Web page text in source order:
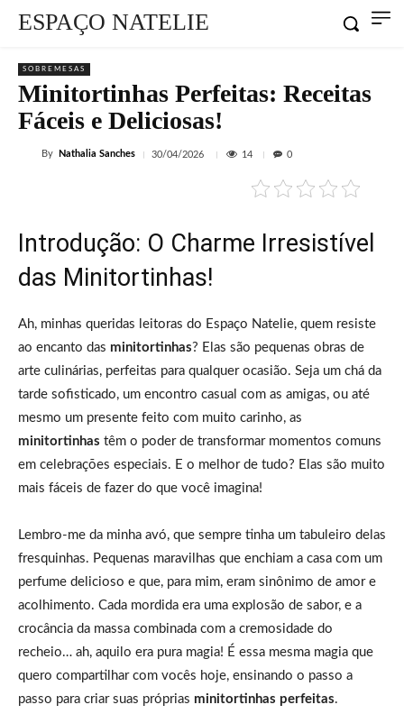
ESPAÇO NATELIE
SOBREMESAS
Minitortinhas Perfeitas: Receitas
Fáceis e Deliciosas!
By Nathalia Sanches 30/04/2026 14 0
Introdução: O Charme Irresistível
das Minitortinhas!
Ah, minhas queridas leitoras do Espaço Natelie, quem resiste
ao encanto das minitortinhas? Elas são pequenas obras de
arte culinárias, perfeitas para qualquer ocasião. Seja um chá da
tarde sofisticado, um encontro casual com as amigas, ou até
mesmo um presente feito com muito carinho, as
minitortinhas têm o poder de transformar momentos comuns
em celebrações especiais. E o melhor de tudo? Elas são muito
mais fáceis de fazer do que você imagina!
Lembro-me da minha avó, que sempre tinha um tabuleiro delas
fresquinhas. Pequenas maravilhas que enchiam a casa com um
perfume delicioso e que, para mim, eram sinônimo de amor e
acolhimento. Cada mordida era uma explosão de sabor, e a
crocância da massa combinada com a cremosidade do
recheio… ah, aquilo era pura magia! É essa mesma magia que
quero compartilhar com vocês hoje, ensinando o passo a
passo para criar suas próprias minitortinhas perfeitas.